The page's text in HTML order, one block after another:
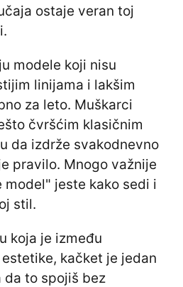
ostaje veran toj
modele koji nisu
linijama i lakšim
za leto. Muškarci
čvršćim klasičnim
da izdrže svakodnevno
pravilo. Mnogo važnije
model" jeste kako sedi i
stil.
koja je između
kačket je jedan
da to spojiš bez